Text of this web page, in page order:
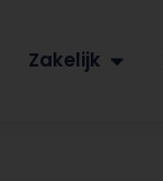
Zakelijk